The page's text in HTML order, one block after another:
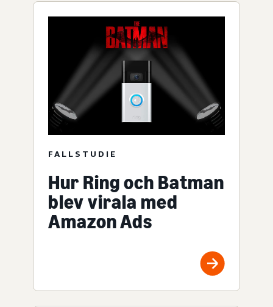
FALLSTUDIE
Hur Ring och Batman
blev virala med
Amazon Ads